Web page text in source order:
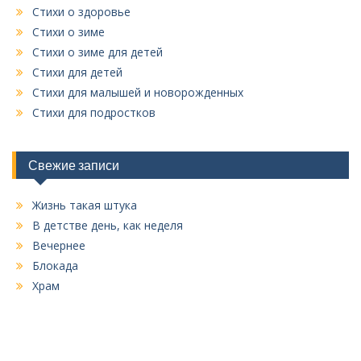
Стихи о здоровье
Стихи о зиме
Стихи о зиме для детей
Стихи для детей
Стихи для малышей и новорожденных
Стихи для подростков
Свежие записи
Жизнь такая штука
В детстве день, как неделя
Вечернее
Блокада
Храм